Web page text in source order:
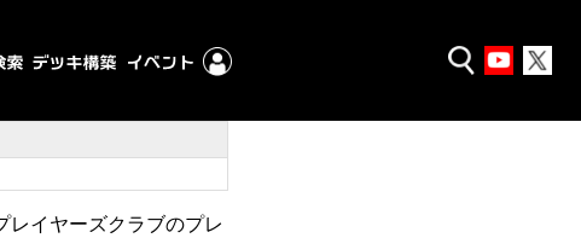
レイヤーズクラブのプレ